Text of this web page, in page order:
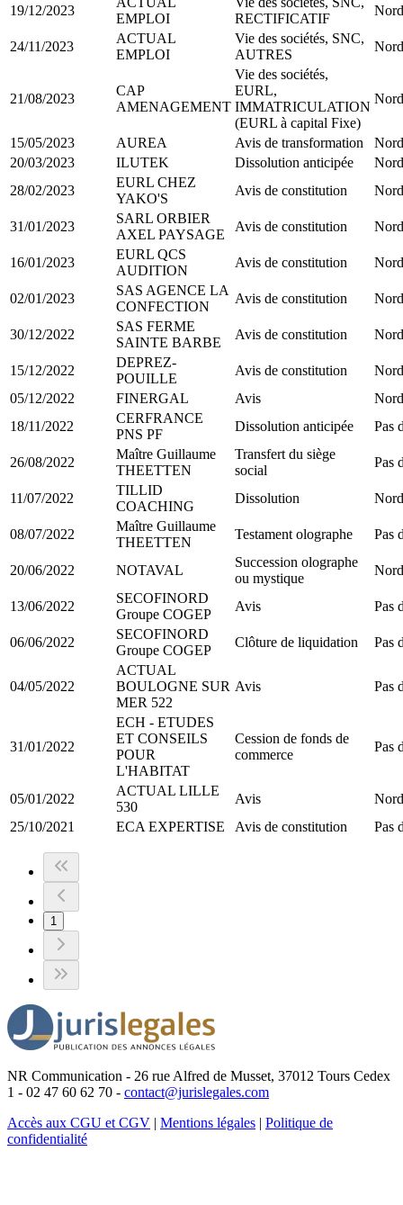
19/12/2023
EMPLOI
RECTIFICATIF
24/11/2023
ACTUAL
EMPLOI
Vie des sociétés, SNC,
AUTRES
21/08/2023
CAP
AMENAGEMENT
Vie des sociétés,
EURL,
IMMATRICULATION
(EURL à capital Fixe)
15/05/2023 AUREA Avis de transformation
20/03/2023
ILUTEK Dissolution anticipée
28/02/2023
EURL CHEZ
YAKO'S
Avis de constitution
31/01/2023
SARL ORBIER
AXEL PAYSAGE
Avis de constitution
16/01/2023
EURL QCS
AUDITION
Avis de constitution
02/01/2023
SAS AGENCE LA
CONFECTION
Avis de constitution
30/12/2022
SAS FERME
SAINTE BARBE
Avis de constitution
15/12/2022
DEPREZ-
POUILLE
Avis de constitution
05/12/2022
FINERGAL Avis
18/11/2022
CERFRANCE
PNS PF
Dissolution anticipée Pas
26/08/2022
Maître Guillaume
THEETTEN
Transfert du siège
social
Pas
11/07/2022
TILLID
COACHING
Dissolution
08/07/2022
Maître Guillaume
THEETTEN
Testament olographe Pas
20/06/2022 NOTAVAL
Succession olographe
ou mystique
13/06/2022
SECOFINORD
Groupe COGEP
Avis Pas
06/06/2022
SECOFINORD
Groupe COGEP
Clôture de liquidation Pas
04/05/2022
ACTUAL
BOULOGNE SUR
MER 522
Avis Pas
31/01/2022
ECH - ETUDES
ET CONSEILS
POUR
L'HABITAT
Cession de fonds de
commerce
Pas
05/01/2022
ACTUAL LILLE
530
Avis
25/10/2021
ECA EXPERTISE Avis de constitution Pas
1
NR Communication - 26 rue Alfred de Musset, 37012 Tours Cedex
1 - 02 47 60 62 70 - contact@jurislegales.com
Accès aux CGU et CGV | Mentions légales | Politique de
confidentialité